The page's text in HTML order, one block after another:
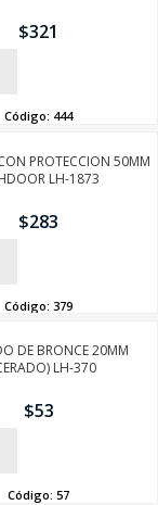
$321
Código: 444
PROTECCION 50MM
LH-1873
$283
Código: 379
DE BRONCE 20MM
LH-370
$53
Código: 57